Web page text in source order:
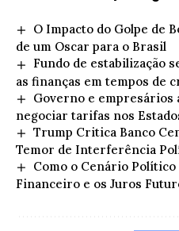
O Impacto do Golpe de
de um Oscar para o Brasil
Fundo de estabilização
as finanças em tempos de
Governo e empresários
negociar tarifas nos
Trump Critica Banco
Temor de Interferência
Como o Cenário
Financeiro e os Juros